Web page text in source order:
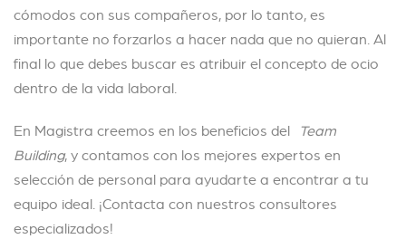
cómodos con sus compañeros, por lo tanto, es
importante no forzarlos a hacer nada que no quieran. Al
final lo que debes buscar es atribuir el concepto de ocio
dentro de la vida laboral.
En Magistra creemos en los beneficios del Team
Building, y contamos con los mejores expertos en
selección de personal para ayudarte a encontrar a tu
equipo ideal. ¡Contacta con nuestros consultores
especializados!